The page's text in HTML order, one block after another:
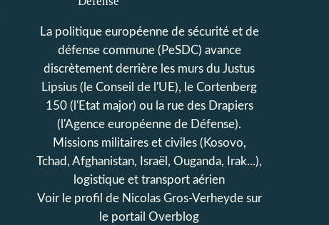
La politique européenne de sécurité et de
défense commune (PeSDC) avance
discrètement derrière les murs du Justus
Lipsius (le Conseil de l'UE), le Cortenberg
150 (l'Etat major) ou la rue des Drapiers
(l'Agence européenne de Défense).
Missions militaires et civiles (Kosovo,
Tchad, Afghanistan, Israël, Ouganda, Irak...),
logistique et transport aérien
Voir le profil de Nicolas Gros-Verheydesur
le portail Overblog